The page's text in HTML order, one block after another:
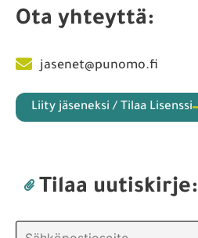
Ota yhteyttä:
jasenet@punomo.fi
Liity jäseneksi / Tilaa Lisenssi
Tilaa uutiskirje: